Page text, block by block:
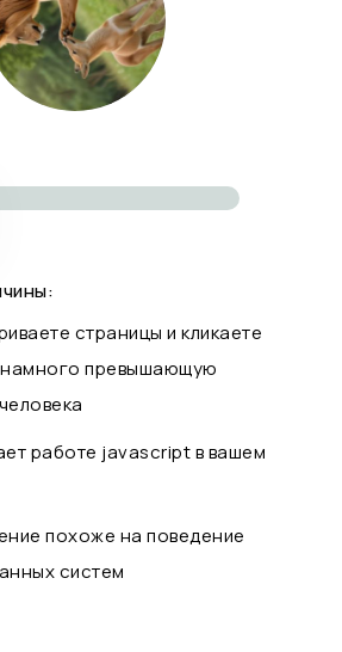
страницы и кликаете
превышающую
работе javascript в вашем
похоже на поведение
систем